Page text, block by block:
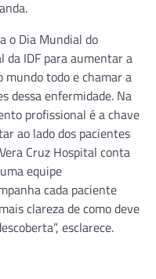
o Dia Mundial do
da IDF para aumentar a
mundo todo e chamar a
dessa enfermidade. Na
profissional é a chave
ao lado dos pacientes
Cruz Hospital conta
equipe
cada paciente
clareza de como deve
esclarece.